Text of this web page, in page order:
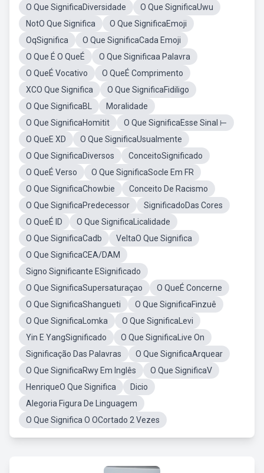
O Que SignificaDiversidade
O Que SignificaUwu
NotO Que Significa
O Que SignificaEmoji
OqSignifica
O Que SignificaCada Emoji
O Que É O QueÉ
O Que Significaa Palavra
O QueÉ Vocativo
O QueÉ Comprimento
XCO Que Significa
O Que SignificaFidiligo
O Que SignificaBL
Moralidade
O Que SignificaHomitit
O Que SignificaEsse Sinal ⊢
O QueE XD
O Que SignificaUsualmente
O Que SignificaDiversos
ConceitoSignificado
O QueÉ Verso
O Que SignificaSocle Em FR
O Que SignificaChowbie
Conceito De Racismo
O Que SignificaPredecessor
SignificadoDas Cores
O QueÉ ID
O Que SignificaLicalidade
O Que SignificaCadb
VeltaO Que Significa
O Que SignificaCEA/DAM
Signo Significante ESignificado
O Que SignificaSupersaturaçao
O QueÉ Concerne
O Que SignificaShangueti
O Que SignificaFinzuê
O Que SignificaLomka
O Que SignificaLevi
Yin E YangSignificado
O Que SignificaLive On
Significação Das Palavras
O Que SignificaArquear
O Que SignificaRwy Em Inglês
O Que SignificaV
HenriqueO Que Significa
Dicio
Alegoria Figura De Linguagem
O Que Significa O OCortado 2 Vezes